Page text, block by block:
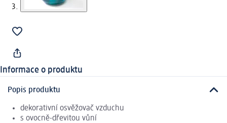
Informace o produktu
Popis produktu
dekorativní osvěžovač vzduchu
s ovocně-dřevitou vůní